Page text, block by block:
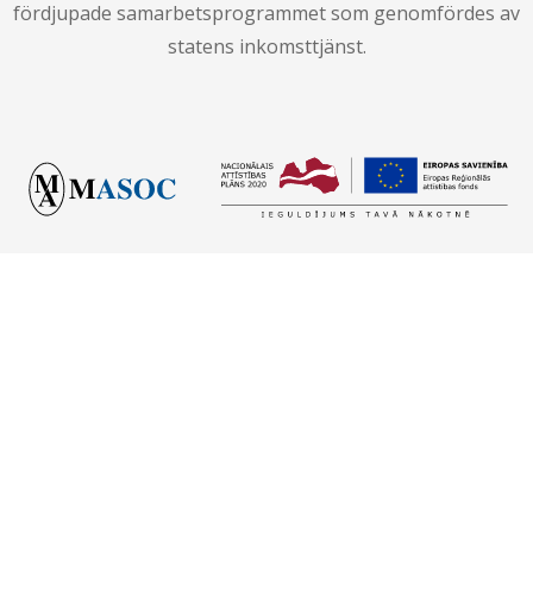
fördjupade samarbetsprogrammet som genomfördes av
statens inkomsttjänst.